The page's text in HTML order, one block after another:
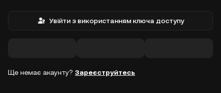
Увійти з використанням ключа доступу
Ще немає акаунту? Зареєструйтесь